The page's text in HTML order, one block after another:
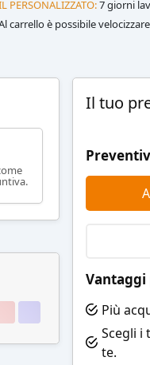
PERSONALIZZATO:7 giorni
carrello è possibile
Il tuo
Vantaggi
Più
Scegli i
te.